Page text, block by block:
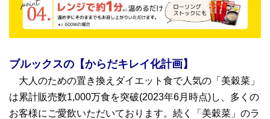
ブルックスの【からだキレイ化計画】
大人のための置き換えダイエット食で人気の「美穀菜」
は累計販売数1,000万食を突破(2023年6月時点)し、多くの
お客様にご愛飲いただいております。続く「美穀菜」のラ